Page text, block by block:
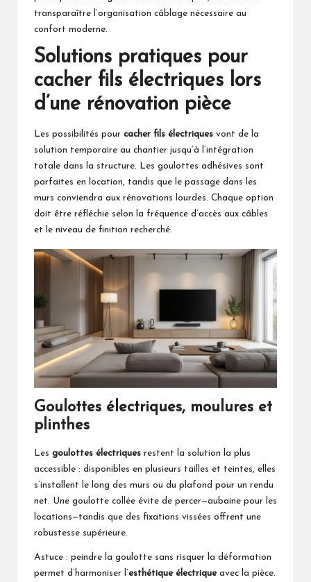
transparaître l’organisation câblage nécessaire au
confort moderne.
Solutions pratiques pour
cacher fils électriques lors
d’une rénovation pièce
Les possibilités pour cacher fils électriques vont de la
solution temporaire au chantier jusqu’à l’intégration
totale dans la structure. Les goulottes adhésives sont
parfaites en location, tandis que le passage dans les
murs conviendra aux rénovations lourdes. Chaque option
doit être réfléchie selon la fréquence d’accès aux câbles
et le niveau de finition recherché.
Goulottes électriques, moulures et
plinthes
Les goulottes électriques restent la solution la plus
accessible : disponibles en plusieurs tailles et teintes, elles
s’installent le long des murs ou du plafond pour un rendu
net. Une goulotte collée évite de percer—aubaine pour les
locations—tandis que des fixations vissées offrent une
robustesse supérieure.
Astuce : peindre la goulotte sans risquer la déformation
permet d’harmoniser l’esthétique électriqueavec la pièce.